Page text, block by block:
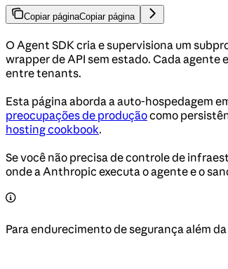
Copiar páginaCopiar página
O Agent SDK cria e supervisiona um
wrapper de API sem estado. Cada agente
entre tenants.
Esta página aborda a auto-hospedagem
preocupações de produçãocomo
hosting cookbook.
Se você não precisa de controle de
onde a Anthropic executa o agente e o
Para endurecimento de segurança além